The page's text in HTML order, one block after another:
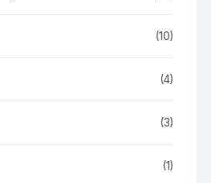
(10)
(4)
(3)
(1)